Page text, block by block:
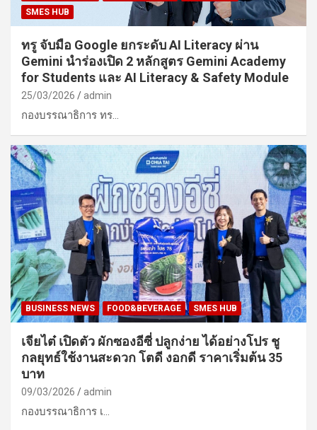
SMES HUB
ทรู จับมือ Google ยกระดับ AI Literacy ผ่าน
Gemini นำร่องเปิด 2 หลักสูตร Gemini Academy
for Students และ AI Literacy & Safety Module
25/03/2026 admin
กองบรรณาธิการ ทร…
BUSINESS NEWS FOOD&BEVERAGE SMES HUB
เจียไต๋ เปิดตัว ผักซองอีซี่ ปลูกง่าย ได้อย่างโปร ชู
กลยุทธ์ใช้งานสะดวก โตดี งอกดี ราคาเริ่มต้น 35
บาท
09/03/2026 admin
กองบรรณาธิการ ​เ…